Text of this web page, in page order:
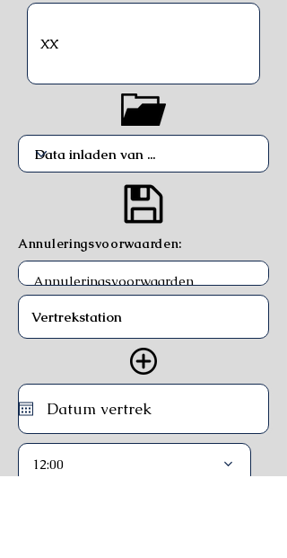
Annuleringsvoorwaarden:
12:00